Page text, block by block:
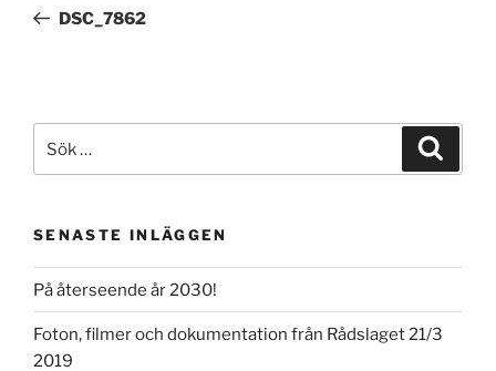
inläggDSC_7862
efter:
SENASTE INLÄGGEN
På återseende år 2030!
Foton, filmer och dokumentation från Rådslaget 21/3
2019